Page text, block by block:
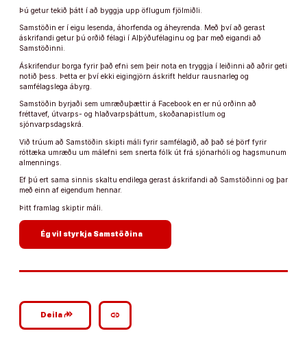
Þú getur tekið þátt í að byggja upp öflugum fjölmiðli.
Samstöðin er í eigu lesenda, áhorfenda og áheyrenda. Með því að gerast
áskrifandi getur þú orðið félagi í Alþýðufélaginu og þar með eigandi að
Samstöðinni.
Áskrifendur borga fyrir það efni sem þeir nota en tryggja í leiðinni að aðrir geti
notið þess. Þetta er því ekki eigingjörn áskrift heldur rausnarleg og
samfélagslega ábyrg.
Samstöðin byrjaði sem umræðuþættir á Facebook en er nú orðinn að
fréttavef, útvarps- og hlaðvarpsþáttum, skoðanapistlum og
sjónvarpsdagskrá.
Við trúum að Samstöðin skipti máli fyrir samfélagið, að það sé þörf fyrir
róttæka umræðu um málefni sem snerta fólk út frá sjónarhóli og hagsmunum
almennings.
Ef þú ert sama sinnis skaltu endilega gerast áskrifandi að Samstöðinni og þar
með einn af eigendum hennar.
Þitt framlag skiptir máli.
Ég vil styrkja Samstöðina
Deilagoogle_plus_reshare link